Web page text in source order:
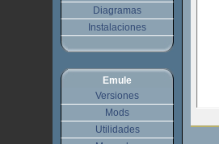
Diagramas
Instalaciones
Emule
Versiones
Mods
Utilidades